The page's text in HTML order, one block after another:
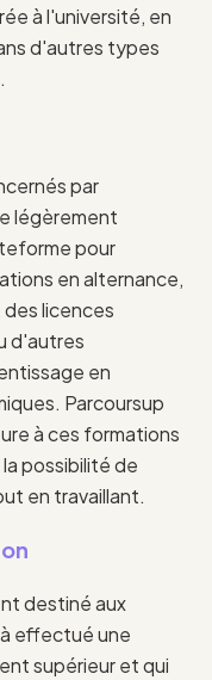
à l'université, en
d'autres types
par
légèrement
pour
en alternance,
licences
d'autres
en
Parcoursup
à ces formations
possibilité de
en travaillant.
destiné aux
effectué une
supérieur et qui